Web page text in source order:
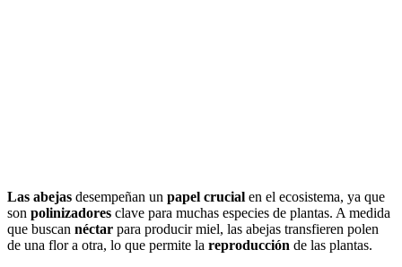
Las abejas desempeñan un papel crucial en el ecosistema, ya que
son polinizadores clave para muchas especies de plantas. A medida
que buscan néctar para producir miel, las abejas transfieren polen
de una flor a otra, lo que permite la reproducción de las plantas.